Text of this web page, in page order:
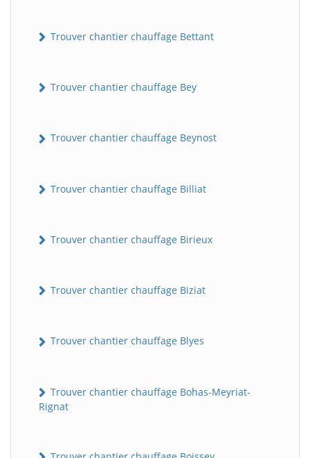
Trouver chantier chauffage Bettant
Trouver chantier chauffage Bey
Trouver chantier chauffage Beynost
Trouver chantier chauffage Billiat
Trouver chantier chauffage Birieux
Trouver chantier chauffage Biziat
Trouver chantier chauffage Blyes
Trouver chantier chauffage Bohas-Meyriat-
Rignat